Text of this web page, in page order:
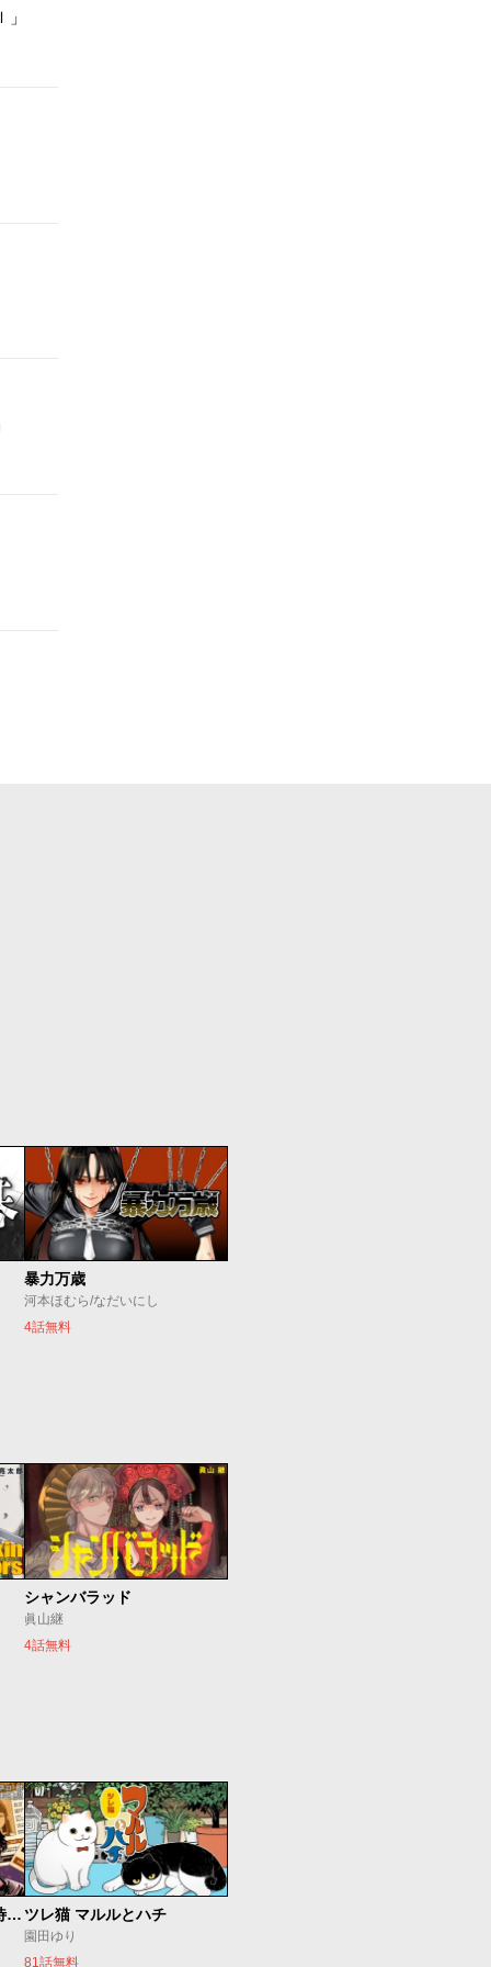
暴力万歳
河本ほむら/なだいにし
4話無料
シャンバラッド
眞山継
4話無料
今夜もシリアルキラーと待ち合わせ ツレ猫 マルルとハチ
園田ゆり
81話無料